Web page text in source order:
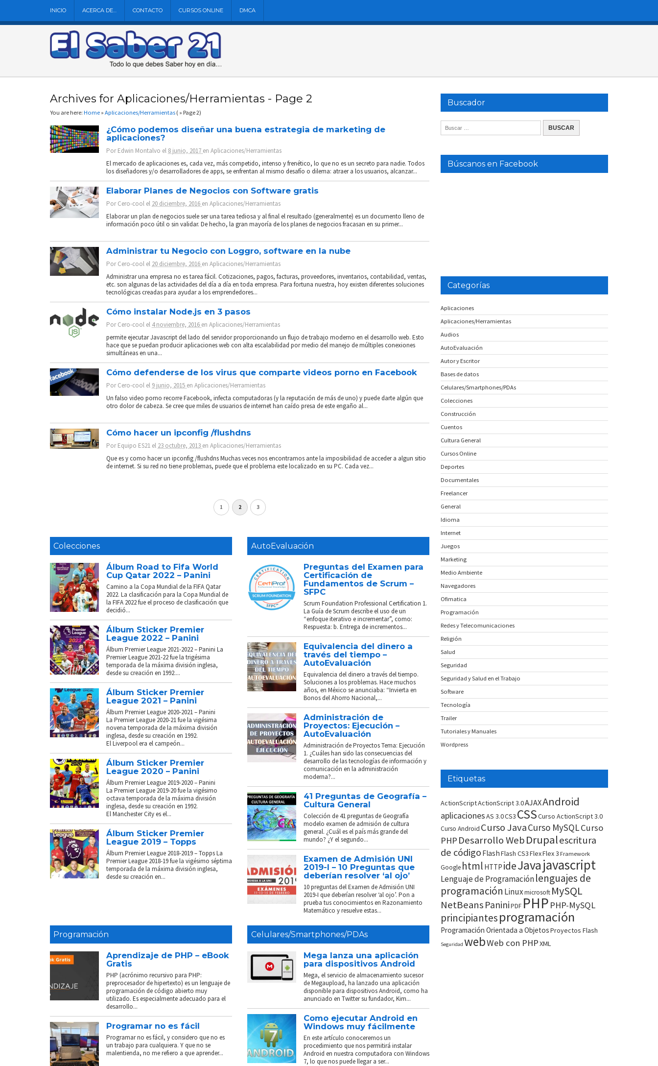
INICIO ACERCA DE… CONTACTO CURSOS ONLINE DMCA
Archives for Aplicaciones/Herramientas - Page 2
You are here: Home » Aplicaciones/Herramientas ( » Page 2)
¿Cómo podemos diseñar una buena estrategia de marketing de
aplicaciones?
PorEdwin Montalvo el 8 junio, 2017 en Aplicaciones/Herramientas
El mercado de aplicaciones es, cada vez, más competido, intenso y frenético, lo que no es un secreto para nadie. Todos
los diseñadores y/o desarrolladores de apps, se enfrentan al mismo desafío o dilema: atraer a los usuarios, alcanzar...
Elaborar Planes de Negocios con Software gratis
PorCero-cool el 20 diciembre, 2016 en Aplicaciones/Herramientas
Elaborar un plan de negocios suele ser una tarea tediosa y al final el resultado (generalmente) es un documento lleno de
información poco útil o sin validar. De hecho, la gran mayoría de los planes de negocios fracasan en su primer...
Administrar tu Negocio con Loggro, software en la nube
PorCero-cool el 20 diciembre, 2016 en Aplicaciones/Herramientas
Administrar una empresa no es tarea fácil. Cotizaciones, pagos, facturas, proveedores, inventarios, contabilidad, ventas,
etc. son algunas de las actividades del día a día en toda empresa. Para fortuna nuestra, hoy existen diferentes soluciones
tecnológicas creadas para ayudar a los emprendedores...
Cómo instalar Node.js en 3 pasos
PorCero-cool el 4 noviembre, 2016 en Aplicaciones/Herramientas
permite ejecutar Javascript del lado del servidor proporcionando un flujo de trabajo moderno en el desarrollo web. Esto
hace que se puedan producir aplicaciones web con alta escalabilidad por medio del manejo de múltiples conexiones
simultáneas en una...
Cómo defenderse de los virus que comparte videos porno en Facebook
PorCero-cool el 9 junio, 2015 en Aplicaciones/Herramientas
Un falso video porno recorre Facebook, infecta computadoras (y la reputación de más de uno) y puede darte algún que
otro dolor de cabeza. Se cree que miles de usuarios de internet han caído presa de este engaño al...
Cómo hacer un ipconfig /flushdns
PorEquipo ES21 el 23 octubre, 2013 en Aplicaciones/Herramientas
Que es y como hacer un ipconfig /flushdns Muchas veces nos encontramos ante la imposibilidad de acceder a algun sitio
de internet. Si su red no tiene problemas, puede que el problema este localizado en su PC. Cada vez...
1 2 3
Colecciones
Álbum Road to Fifa World
Cup Qatar 2022 – Panini
Camino a la Copa Mundial de la FIFA Qatar
2022. La clasificación para la Copa Mundial de
la FIFA 2022 fue el proceso de clasificación que
decidió...
Álbum Sticker Premier
League 2022 – Panini
Álbum Premier League 2021-2022 – Panini La
Premier League 2021-22 fue la trigésima
temporada de la máxima división inglesa,
desde su creación en 1992....
Álbum Sticker Premier
League 2021 – Panini
Álbum Premier League 2020-2021 – Panini
La Premier League 2020-21 fue la vigésima
novena temporada de la máxima división
inglesa, desde su creación en 1992.
El Liverpool era el campeón...
Álbum Sticker Premier
League 2020 – Panini
Álbum Premier League 2019-2020 – Panini
La Premier League 2019-20 fue la vigésimo
octava temporada de la máxima división
inglesa, desde su creación en 1992.
El Manchester City es el...
Álbum Sticker Premier
League 2019 – Topps
Álbum Premier League 2018-2019 – Topps La
Premier League 2018-19 fue la vigésimo séptima
temporada de la máxima división inglesa,
desde su creación en...
AutoEvaluación
Preguntas del Examen para
Certificación de
Fundamentos de Scrum –
SFPC
Scrum Foundation Professional Certification 1.
La Guía de Scrum describe el uso de un
“enfoque iterativo e incrementar”, como:
Respuesta: b. Entrega de incrementos...
Equivalencia del dinero a
través del tiempo –
AutoEvaluación
Equivalencia del dinero a través del tiempo.
Soluciones a los problemas. Hace muchos
años, en México se anunciaba: “Invierta en
Bonos del Ahorro Nacional,...
Administración de
Proyectos: Ejecución –
AutoEvaluación
Administración de Proyectos Tema: Ejecución
1. ¿Cuáles han sido las consecuencias del
desarrollo de las tecnologías de información y
comunicación en la administración
moderna?...
41 Preguntas de Geografía –
Cultura General
Colección de 41 preguntas de Geografía
modelo examen de admisión de cultura
general. ¿Cuál es el país más grande del
mundo? ¿Y el segundo...
Examen de Admisión UNI
2019-I – 10 Preguntas que
deberían resolver ‘al ojo’
10 preguntas del Examen de Admisión UNI
2019-I que deberían resolver ‘al ojo’. Pon a
prueba tus conocimientos en Razonamiento
Matemático y resuelve estas...
Programación
Aprendizaje de PHP – eBook
Gratis
PHP (acrónimo recursivo para PHP:
preprocesador de hipertexto) es un lenguaje de
programación de código abierto muy
utilizado. Es especialmente adecuado para el
desarrollo...
Programar no es fácil
Programar no es fácil, y considero que no es
un trabajo para cualquiera. Y que no se
malentienda, no me refiero a que aprender...
Celulares/Smartphones/PDAs
Mega lanza una aplicación
para dispositivos Android
Mega, el servicio de almacenamiento sucesor
de Megaupload, ha lanzado una aplicación
disponible para dispositivos Android, como ha
anunciado en Twitter su fundador, Kim...
Como ejecutar Android en
Windows muy fácilmente
En este artículo conoceremos un
procedimiento que nos permitirá instalar
Android en nuestra computadora con Windows
7, lo que nos puede llegar a ser...
Buscador
Búscanos en Facebook
Categorías
Aplicaciones
Aplicaciones/Herramientas
Audios
AutoEvaluación
Autor y Escritor
Bases de datos
Celulares/Smartphones/PDAs
Colecciones
Construcción
Cuentos
Cultura General
Cursos Online
Deportes
Documentales
Freelancer
General
Idioma
Internet
Juegos
Marketing
Medio Ambiente
Navegadores
Ofimatica
Programación
Redes y Telecomunicaciones
Religión
Salud
Seguridad
Seguridad y Salud en el Trabajo
Software
Tecnología
Trailer
Tutoriales y Manuales
Wordpress
Etiquetas
ActionScriptActionScript 3.0AJAXAndroid
aplicacionesAS 3.0CS3 CSSCurso ActionScript 3.0
Curso Android Curso JavaCurso MySQLCurso
PHP Desarrollo WebDrupalescritura
de código FlashFlash CS3FlexFlex 3 Framework
Google html HTTP ideJavajavascript
Lenguaje de Programaciónlenguajes de
programación Linuxmicrosoft MySQL
NetBeans PaniniPDF PHP PHP-MySQL
principiantesprogramación
Programación Orientada a ObjetosProyectos Flash
Seguridad webWeb con PHPXML